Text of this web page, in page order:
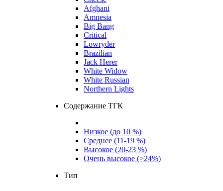
Afghani
Amnesia
Big Bang
Critical
Lowryder
Brazilian
Jack Herer
White Widow
White Russian
Northern Lights
Содержание ТГК
Низкое (до 10 %)
Среднее (11-19 %)
Высокое (20-23 %)
Очень высокое (>24%)
Тип